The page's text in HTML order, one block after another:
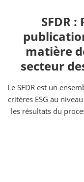
SFDR
matière
secteur
Le SFDR est un
critères ESG au
les résultats du